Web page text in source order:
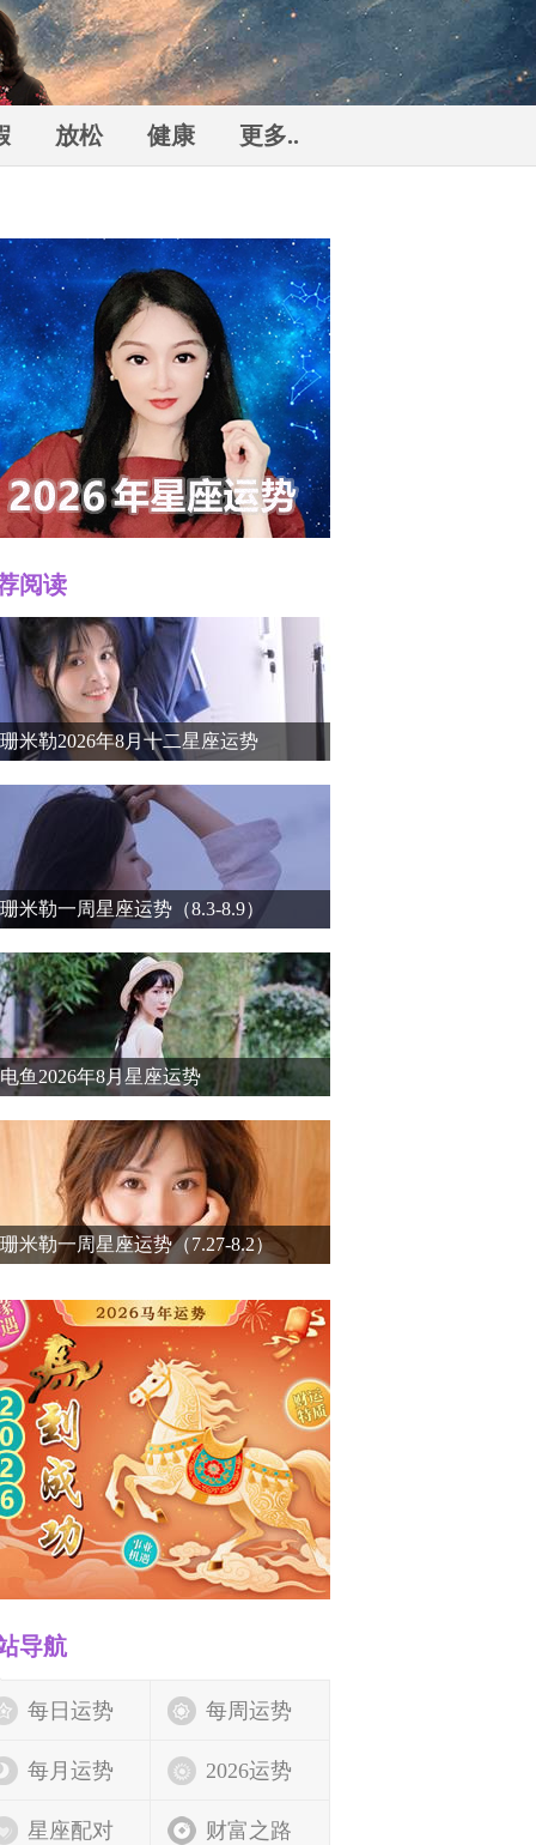
人
放松 健康 更多..
阅读
米勒2026年8月十二星座运势
米勒一周星座运势（8.3-8.9）
鱼2026年8月星座运势
米勒一周星座运势（7.27-8.2）
导航
每日运势 每周运势
每月运势 2026运势
星座配对 财富之路